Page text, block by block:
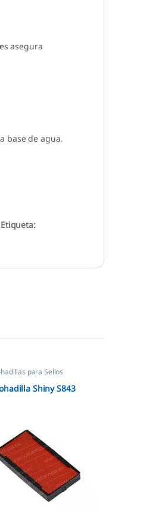
asegura
base de agua.
Etiqueta:
para Sellos
Almohadillas
,Almohadillas Shiny
Shiny S843